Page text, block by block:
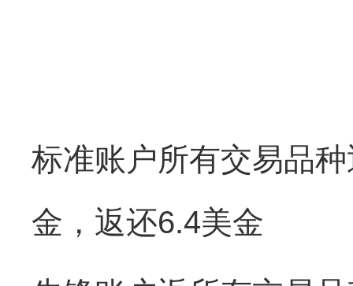
标准账户所有交易品
金，返还6.4美金